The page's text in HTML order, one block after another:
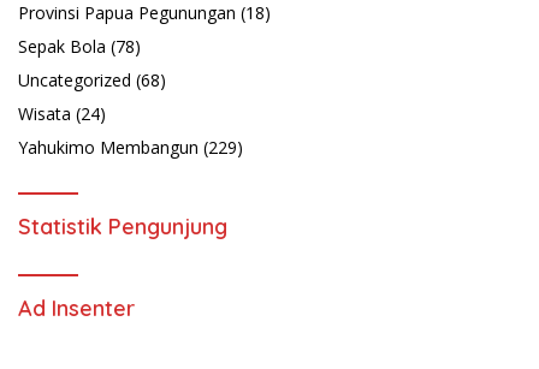
Provinsi Papua Pegunungan (18)
Sepak Bola (78)
Uncategorized (68)
Wisata (24)
Yahukimo Membangun (229)
Statistik Pengunjung
Ad Insenter